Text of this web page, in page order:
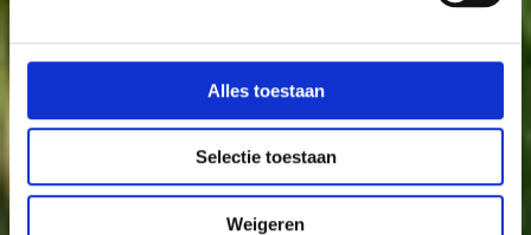
Alles toestaan
Selectie toestaan
Weigeren